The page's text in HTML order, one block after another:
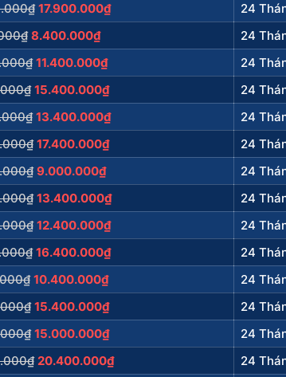
17.900.000₫
24
8.400.000₫
24
11.400.000₫
24
15.400.000₫
24
13.400.000₫
24
17.400.000₫
24
9.000.000₫
24
13.400.000₫
24
12.400.000₫
24
16.400.000₫
24
10.400.000₫
24
15.400.000₫
24
15.000.000₫
24
20.400.000₫ 24